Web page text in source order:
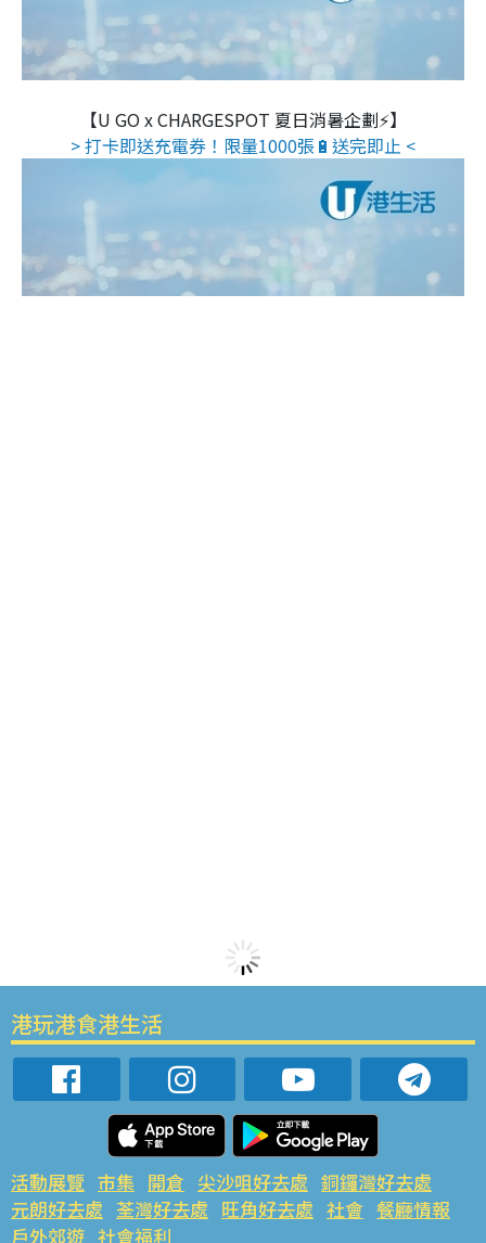
【U GO x CHARGESPOT 夏日消暑企劃⚡】
> 打卡即送充電券！限量1000張🔋送完即止 <
港玩港食港生活
活動展覽 市集 開倉 尖沙咀好去處 銅鑼灣好去處
元朗好去處 荃灣好去處 旺角好去處 社會 餐廳情報
戶外郊遊 社會福利